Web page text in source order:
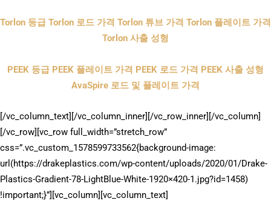
Torlon 등급 Torlon 로드 가격 Torlon 튜브 가격 Torlon 플레이트 가격
Torlon 사출 성형
PEEK 등급 PEEK 플레이트 가격 PEEK 로드 가격 PEEK 사출 성형
AvaSpire 로드 및 플레이트 가격
[/vc_column_text][/vc_column_inner][/vc_row_inner][/vc_column]
[/vc_row][vc_row full_width=”stretch_row”
css=”.vc_custom_1578599733562{background-image:
url(https://drakeplastics.com/wp-content/uploads/2020/01/Drake-
Plastics-Gradient-78-LightBlue-White-1920×420-1.jpg?id=1458)
!important;}”][vc_column][vc_column_text]